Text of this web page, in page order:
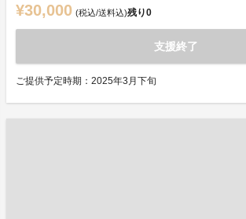
¥30,000 (税込/送料込)残り0
支援終了
ご提供予定時期：2025年3月下旬